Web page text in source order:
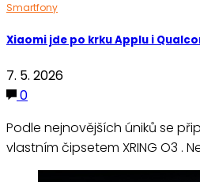
Smartfony
Xiaomi jde po krku Applu i
7. 5. 2026
0
Podle nejnovějších úniků se
vlastním čipsetem XRING O3 .